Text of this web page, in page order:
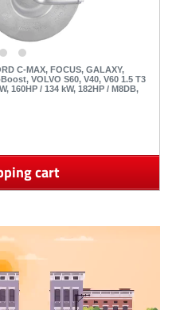
C-MAX, FOCUS, GALAXY,
VOLVO S60, V40, V60 1.5 T3
160HP / 134 kW, 182HP / M8DB,
cart